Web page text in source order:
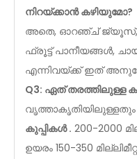
നിറയ്ക്കാൻ കഴിയുമോ?
അതെ, ഓറഞ്ച് ജ്യൂസ്,
ഫ്രൂട്ട് പാനീയങ്ങൾ,
എന്നിവയ്ക്ക് ഇത്
Q3: ഏത് തരത്തിലുള്ള
വൃത്താകൃതിയിലുള്ളതും
കുപ്പികൾ . 200-2000
ഉയരം 150-350